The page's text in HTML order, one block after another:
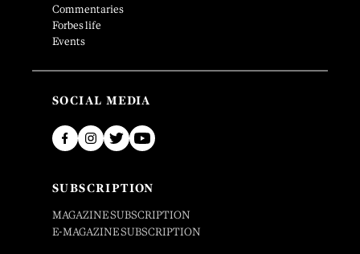
Commentaries
Forbes life
Events
SOCIAL MEDIA
SUBSCRIPTION
MAGAZINE SUBSCRIPTION
E-MAGAZINE SUBSCRIPTION